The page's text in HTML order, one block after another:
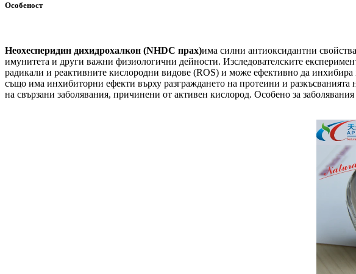
Особеност
Неохесперидин дихидрохалкон (NHDC прах)има силни антиоксидантни
имунитета и други важни физиологични дейности. Изследователските
радикали и реактивните кислородни видове (ROS) и може ефективно да
също има инхибиторни ефекти върху разграждането на протеини и
на свързани заболявания, причинени от активен кислород. Особено за